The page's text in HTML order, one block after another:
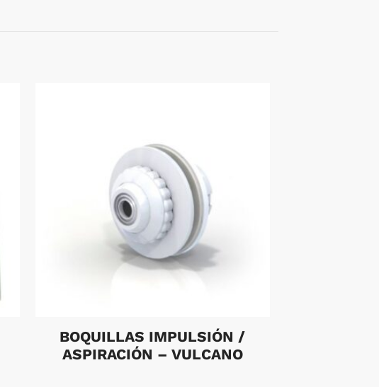
BOQUILLAS IMPULSIÓN /
ASPIRACIÓN – VULCANO